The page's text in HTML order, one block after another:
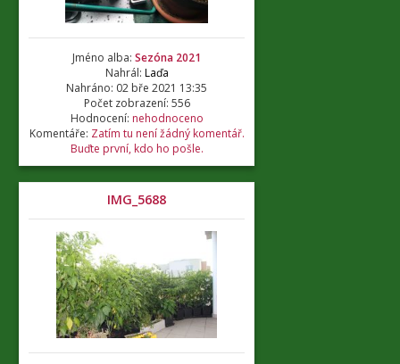
Jméno alba: Sezóna 2021
Nahrál: Laďa
Nahráno: 02 bře 2021 13:35
Počet zobrazení: 556
Hodnocení: nehodnoceno
Komentáře: Zatím tu není žádný komentář.
Buďte první, kdo ho pošle.
IMG_5688